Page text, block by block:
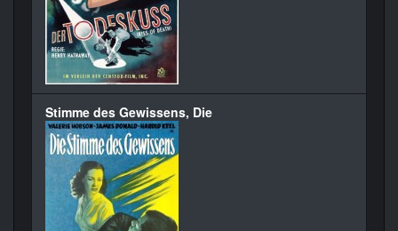
Stimme des Gewissens, Die